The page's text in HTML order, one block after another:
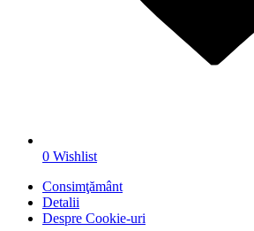
0 Wishlist
Consimţământ
Detalii
Despre Cookie-uri